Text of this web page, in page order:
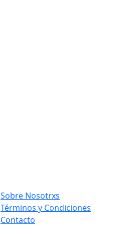
Sobre Nosotrxs
Términos y Condiciones
Contacto